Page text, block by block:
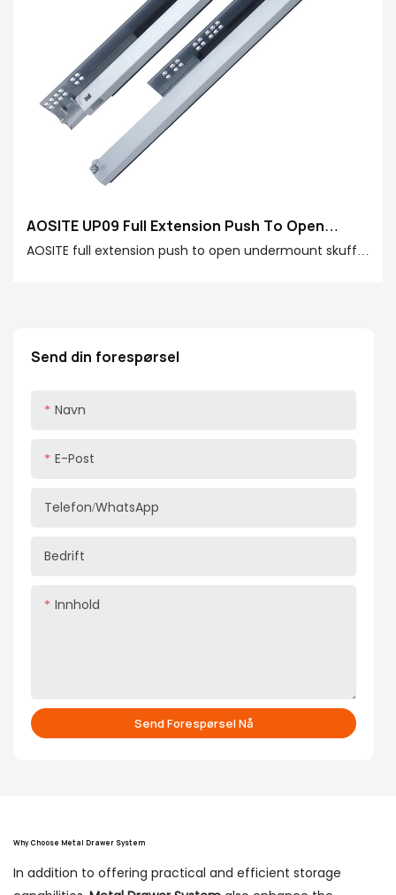
Send din forespørsel
Navn
E-Post
Telefon/WhatsApp
Bedrift
Innhold
Send Forespørsel Nå
AOSITE UP09 Full Extension Push To Open
undermonterte skuffesklier (med håndtak)
AOSITE full extension push to open undermount skuff
lagring av hjemmet, og hjelper ditt bedre liv
Why Choose Metal Drawer System
In addition to offering practical and efficient storage